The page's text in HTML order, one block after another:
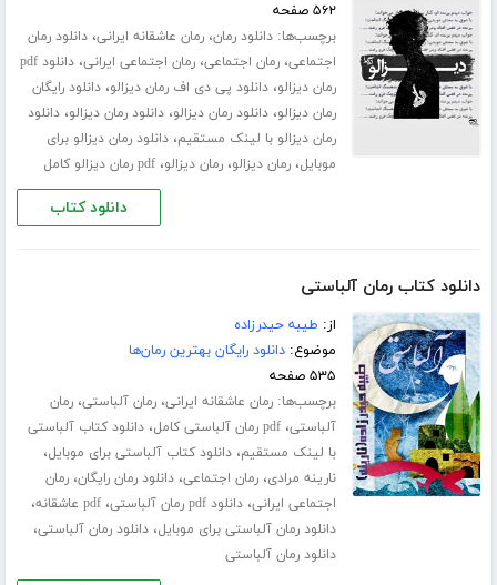
۵۶۲ صفحه
برچسب‌ها:دانلود رمان،رمان عاشقانه ایرانی،دانلود رمان
اجتماعی،رمان اجتماعی،رمان اجتماعی ایرانی،
دانلود pdf
رمان دیزالو،دانلود پی دی اف رمان دیزالو،دانلود رایگان
رمان دیزالو،دانلود رمان دیزالو،دانلود رمان دیزالو،دانلود
رمان دیزالو با لینک مستقیم،دانلود رمان دیزالو برای
موبایل،رمان دیزالو،رمان دیزالو،pdf رمان دیزالو کامل
دانلود کتاب
دانلود کتاب رمان آلباستی
از: طیبه حیدرزاده
موضوع:دانلود رایگان بهترین رمان‌ها
۵۳۵ صفحه
برچسب‌ها:رمان عاشقانه ایرانی،رمان آلباستی،رمان
آلباستی،pdf رمان آلباستی کامل ،دانلود کتاب آلباستی
با لینک مستقیم،دانلود کتاب آلباستی برای موبایل،
نارینه مرادی،رمان اجتماعی،دانلود رمان رایگان،رمان
اجتماعی ایرانی،دانلود pdf رمان آلباستی ،pdf عاشقانه ،
دانلود رمان آلباستی برای موبایل،دانلود رمان آلباستی،
دانلود رمان آلباستی